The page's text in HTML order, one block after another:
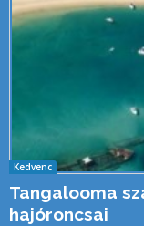
Kedvenc
Tangalooma
hajóroncsai